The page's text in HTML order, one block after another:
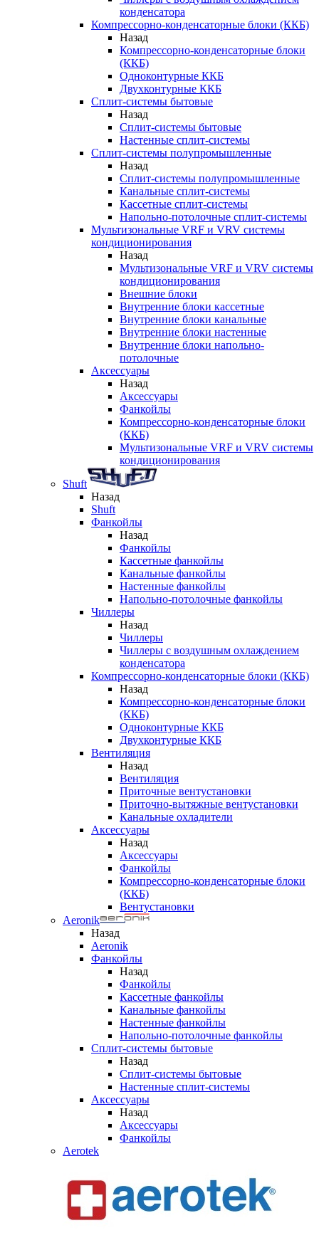
конденсатора
Компрессорно-конденсаторные блоки (ККБ)
Назад
Компрессорно-конденсаторные блоки
(ККБ)
Одноконтурные ККБ
Двухконтурные ККБ
Сплит-системы бытовые
Назад
Сплит-системы бытовые
Настенные сплит-системы
Сплит-системы полупромышленные
Назад
Сплит-системы полупромышленные
Канальные сплит-системы
Кассетные сплит-системы
Напольно-потолочные сплит-системы
Мультизональные VRF и VRV системы
кондиционирования
Назад
Мультизональные VRF и VRV системы
кондиционирования
Внешние блоки
Внутренние блоки кассетные
Внутренние блоки канальные
Внутренние блоки настенные
Внутренние блоки напольно-
потолочные
Аксессуары
Назад
Аксессуары
Фанкойлы
Компрессорно-конденсаторные блоки
(ККБ)
Мультизональные VRF и VRV системы
кондиционирования
Shuft
Назад
Shuft
Фанкойлы
Назад
Фанкойлы
Кассетные фанкойлы
Канальные фанкойлы
Настенные фанкойлы
Напольно-потолочные фанкойлы
Чиллеры
Назад
Чиллеры
Чиллеры с воздушным охлаждением
конденсатора
Компрессорно-конденсаторные блоки (ККБ)
Назад
Компрессорно-конденсаторные блоки
(ККБ)
Одноконтурные ККБ
Двухконтурные ККБ
Вентиляция
Назад
Вентиляция
Приточные вентустановки
Приточно-вытяжные вентустановки
Канальные охладители
Аксессуары
Назад
Аксессуары
Фанкойлы
Компрессорно-конденсаторные блоки
(ККБ)
Вентустановки
Aeronik
Назад
Aeronik
Фанкойлы
Назад
Фанкойлы
Кассетные фанкойлы
Канальные фанкойлы
Настенные фанкойлы
Напольно-потолочные фанкойлы
Сплит-системы бытовые
Назад
Сплит-системы бытовые
Настенные сплит-системы
Аксессуары
Назад
Аксессуары
Фанкойлы
Aerotek